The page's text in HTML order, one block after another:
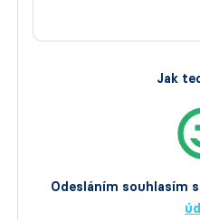
Odesláním souhlasím
Jak